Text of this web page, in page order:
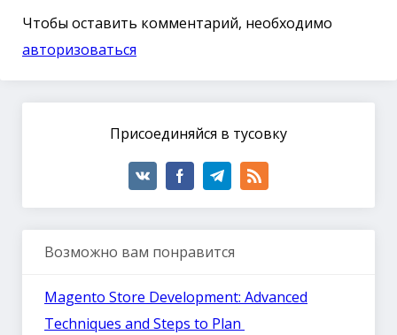
Чтобы оставить комментарий, необходимо
авторизоваться
Присоединяйся в тусовку
Возможно вам понравится
Magento Store Development: Advanced
Techniques and Steps to Plan